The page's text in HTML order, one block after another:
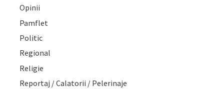
Opinii
Pamflet
Politic
Regional
Religie
Reportaj / Calatorii / Pelerinaje